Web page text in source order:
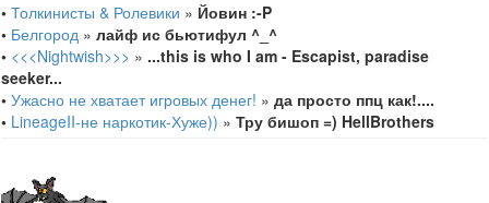
• Толкинисты & Ролевики » Йовин :-P
• Белгород » лайф ис бьютифул ^_^
• <<<Nightwish>>> » ...this is who I am - Escapist, paradise
seeker...
• Ужасно не хватает игровых денег! » да просто ппц как!....
• LineageII-не наркотик-Хуже)) » Тру бишоп =) HellBrothers